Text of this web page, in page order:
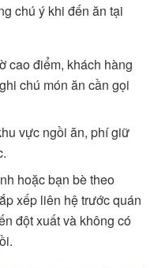
chú ý khi đến ăn tại
cao điểm, khách hàng
chú món ăn cần gọi
vực ngồi ăn, phí giữ
hoặc bạn bè theo
xếp liên hệ trước quán
đột xuất và không có